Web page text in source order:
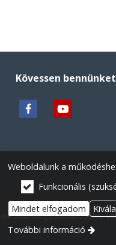
Kövessen
kiegészítők széles
Weboldalunk a
Funkcionális
Mindet elfogadom
További információ